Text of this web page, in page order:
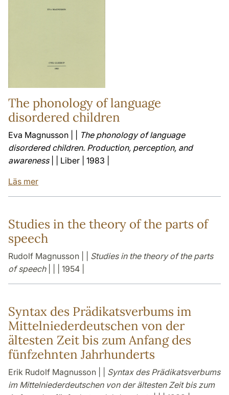
The phonology of language
disordered children
Eva Magnusson | |
The phonology of language
disordered children. Production, perception, and
awareness| | Liber | 1983 |
Läs mer
Studies in the theory of the parts of
speech
Rudolf Magnusson | | Studies in the theory of the parts
of speech| | | 1954 |
Syntax des Prädikatsverbums im
Mittelniederdeutschen von der
ältesten Zeit bis zum Anfang des
fünfzehnten Jahrhunderts
Erik Rudolf Magnusson | | Syntax des Prädikatsverbums
im Mittelniederdeutschen von der ältesten Zeit bis zum